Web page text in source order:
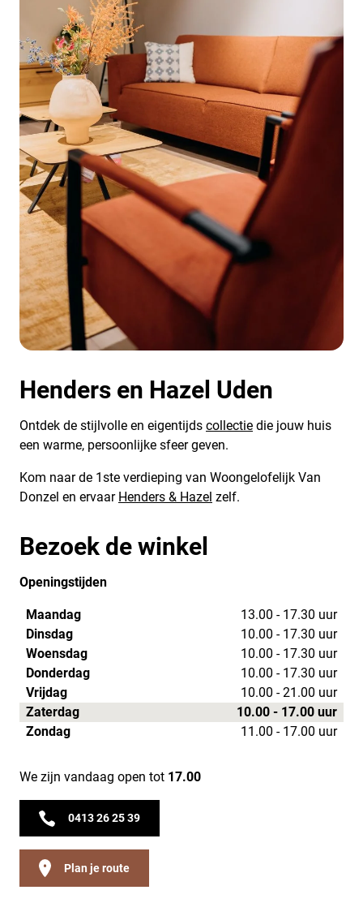
Henders en Hazel Uden
Ontdek de stijlvolle en eigentijds collectie die jouw huis
een warme, persoonlijke sfeer geven.
Kom naar de 1ste verdieping van Woongelofelijk Van
Donzel en ervaar Henders & Hazel zelf.
Bezoek de winkel
Openingstijden
Maandag
13.00 - 17.30 uur
Dinsdag
10.00 - 17.30 uur
Woensdag
10.00 - 17.30 uur
Donderdag
10.00 - 17.30 uur
Vrijdag
10.00 - 21.00 uur
Zaterdag
10.00 - 17.00 uur
Zondag
11.00 - 17.00 uur
We zijn vandaag open tot 17.00
0413 26 25 39
Plan je route